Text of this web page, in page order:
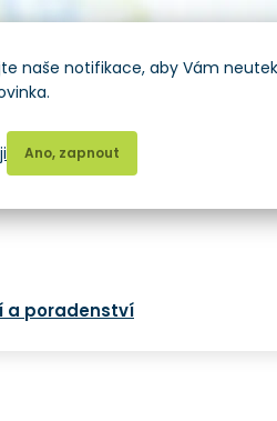
a poradenství
naše notifikace, aby Vám
Ano, zapnout